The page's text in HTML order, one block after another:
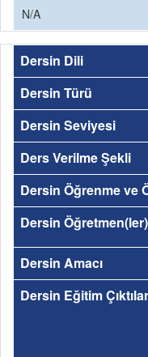
N/A
Dersin Dili
Dersin Türü
Dersin Seviyesi
Ders Verilme Şekli
Dersin Öğrenme ve
Dersin
Dersin Amacı
Dersin Eğitim